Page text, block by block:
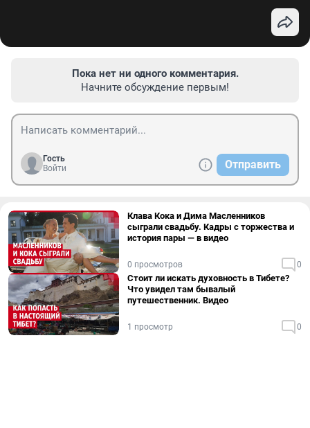
Пока нет ни одного комментария.
Начните обсуждение первым!
Гость
Войти
Отправить
Клава Кока и Дима Масленников
сыграли свадьбу. Кадры с торжества и
история пары — в видео
0 просмотров 0
Стоит ли искать духовность в Тибете?
Что увидел там бывалый
путешественник. Видео
1 просмотр 0